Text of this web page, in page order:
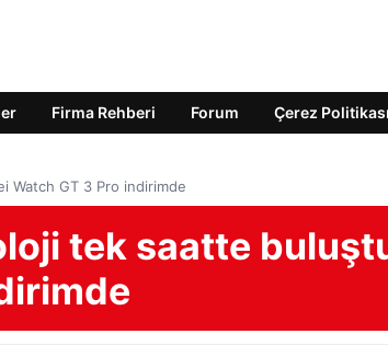
Firma Rehberi Forum Çerez Politikası
Watch GT 3 Pro indirimde
tek saatte